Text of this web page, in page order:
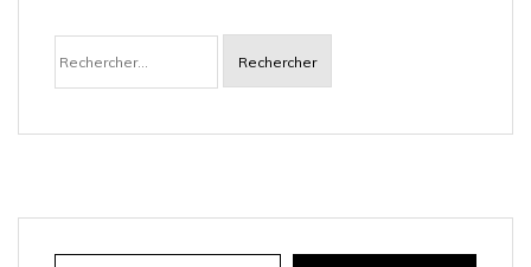
i
a
Rechercher :
Adresse e-mail